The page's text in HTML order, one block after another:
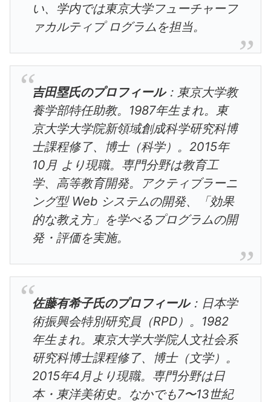
い、学内では東京大学フューチャーフ
ァカルティプ ログラムを担当。
吉田塁氏のプロフィール：東京大学教
養学部特任助教。1987年生まれ。東
京大学大学院新領域創成科学研究科博
士課程修了、博士（科学）。2015年
10月 より現職。専門分野は教育工
学、高等教育開発。アクティブラーニ
ング型 Web システムの開発、「効果
的な教え方」を学べるプログラムの開
発・評価を実施。
佐藤有希子氏のプロフィール：日本学
術振興会特別研究員（RPD）。1982
年生まれ。東京大学大学院人文社会系
研究科博士課程修了、博士（文学）。
2015年4月より現職。専門分野は日
本・東洋美術史。なかでも7〜13世紀